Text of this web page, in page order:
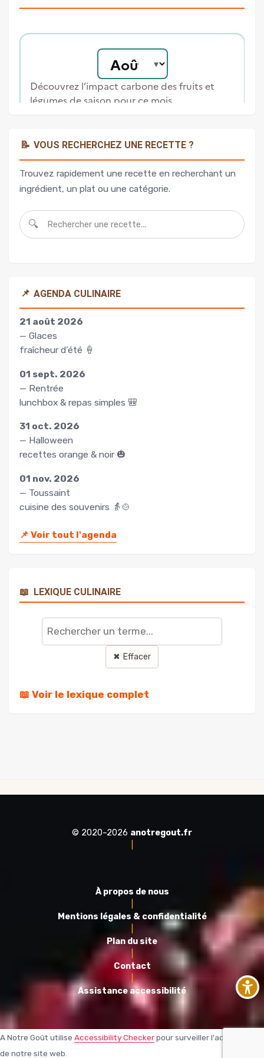
📝 VOUS RECHERCHEZ UNE RECETTE ?
Trouvez rapidement une recette en recherchant un
ingrédient, un plat ou une catégorie.
🔍
📌 AGENDA CULINAIRE
21 août 2026
— Glaces
fraîcheur d’été 🍦
01 sept. 2026
— Rentrée
lunchbox & repas simples 🎒
31 oct. 2026
— Halloween
recettes orange & noir 🎃
01 nov. 2026
— Toussaint
cuisine des souvenirs 👵🍲
📌 Voir tout l'agenda
📖 LEXIQUE CULINAIRE
Rechercher
terme
✖ Effacer
📖 Voir le lexique complet
© 2020–2026 anotregout.fr
À propos de nous
Mentions légales & confidentialité
Plan du site
|
Contact
|
Assistance accessibilité
A Notre Goût utilise Accessibility Checkerpour surveiller l'accessibilité
de notre site web.